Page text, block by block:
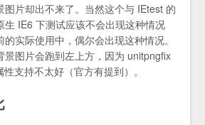
图片却出不来了。当然这个与 IEtest 的
生 IE6 下测试应该不会出现这种情况
的实际使用中，偶尔会出现这种情况。
景图片会跑到左上方，因为 unitpngfix
支持不太好（官方有提到）。